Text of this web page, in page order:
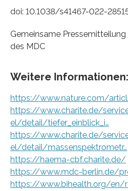
doi: 10.1038/s41467-022-
Gemeinsame
des MDC
Weitere Informationen:
https://www.nature.com/
https://www.charite.de/
el/detail/tiefer_einblick_i…
https://www.charite.de/
el/detail/massenspektrometr…
https://haema-cbf.charite.de/
https://www.mdc-berlin.de/
https://www.bihealth.org/en/